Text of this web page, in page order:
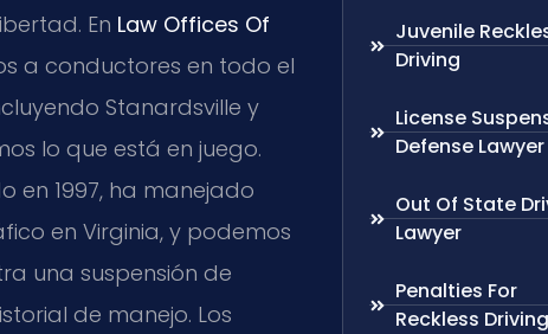
En Law Offices Of
a conductores en todo el
Stanardsville y
lo que está en juego.
en 1997, ha manejado
en Virginia, y podemos
una suspensión de
de manejo. Los
Juvenile
Driving
License
Defense Lawyer
Out Of State
Lawyer
Penalties For
Reckless Driving